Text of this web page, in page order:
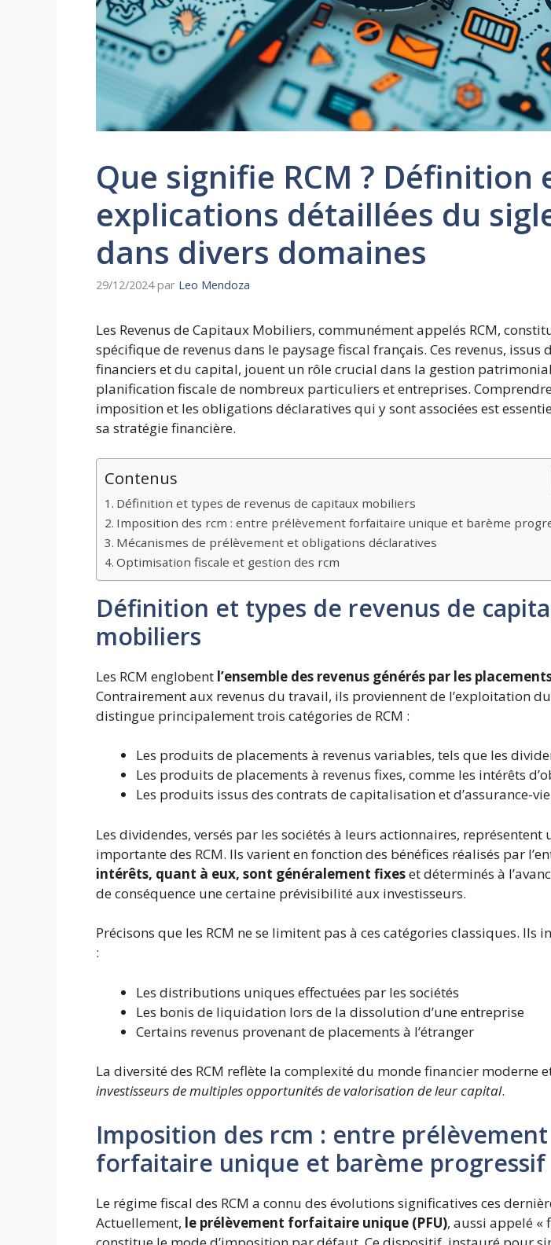
Que signifie RCM ? Définition
explications détaillées du
dans divers domaines
29/12/2024 par Leo Mendoza
Les Revenus de Capitaux Mobiliers, communément appelés RCM,
spécifique de revenus dans le paysage fiscal français. Ces revenus, issus
financiers et du capital, jouent un rôle crucial dans la gestion
planification fiscale de nombreux particuliers et entreprises.
imposition et les obligations déclaratives qui y sont associées est
sa stratégie financière.
Contenus
Définition et types de revenus de capitaux mobiliers
Imposition des rcm : entre prélèvement forfaitaire unique et barème
Mécanismes de prélèvement et obligations déclaratives
Optimisation fiscale et gestion des rcm
Définition et types de revenus de
mobiliers
Les RCM englobent l’ensemble des revenus générés par les
Contrairement aux revenus du travail, ils proviennent de l’exploitation
distingue principalement trois catégories de RCM :
Les produits de placements à revenus variables, tels que les
Les produits de placements à revenus fixes, comme les intérêts
Les produits issus des contrats de capitalisation et d’assurance-vie
Les dividendes, versés par les sociétés à leurs actionnaires, représentent
importante des RCM. Ils varient en fonction des bénéfices réalisés par
intérêts, quant à eux, sont généralement fixeset déterminés à
de conséquence une certaine prévisibilité aux investisseurs.
Précisons que les RCM ne se limitent pas à ces catégories classiques. Ils
:
Les distributions uniques effectuées par les sociétés
Les bonis de liquidation lors de la dissolution d’une entreprise
Certains revenus provenant de placements à l’étranger
La diversité des RCM reflète la complexité du monde financier moderne
investisseurs de multiples opportunités de valorisation de leur capital.
Imposition des rcm : entre prélèvement
forfaitaire unique et barème progressif
Le régime fiscal des RCM a connu des évolutions significatives ces
Actuellement, le prélèvement forfaitaire unique (PFU), aussi appelé «